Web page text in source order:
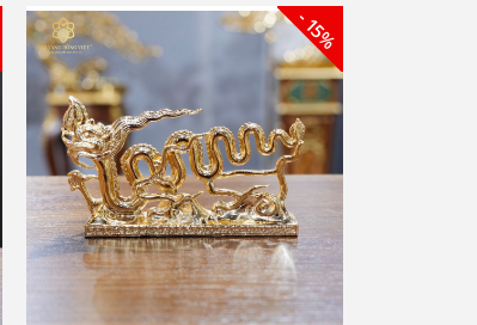
- 15%